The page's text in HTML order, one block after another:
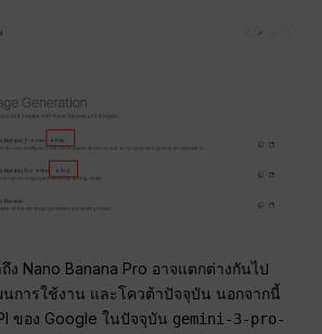
ง Nano Banana Pro อาจแตกต่างกันไป
การใช้งาน และโควต้าปัจจุบัน นอกจากนี้
ของ Google ในปัจจุบัน gemini-3-pro-